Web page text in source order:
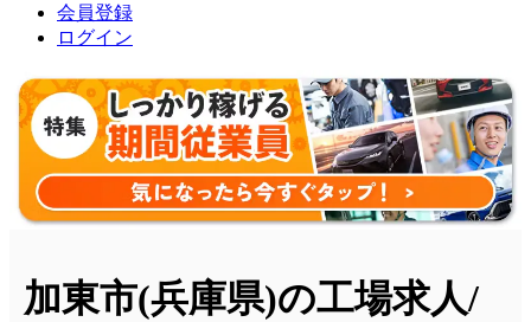
会員登録
ログイン
加東市(兵庫県)の工場求人/